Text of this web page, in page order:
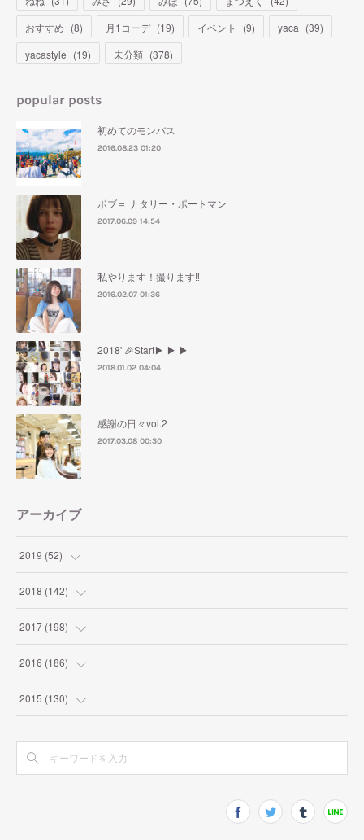
おすすめ (8) 月1コーデ (19) イベント (9) yaca (39)
yacastyle (19) 未分類 (378)
popular posts
初めてのモンバス
2016.08.23 01:20
ボブ＝ ナタリー・ポートマン
2017.06.09 14:54
私やります！撮ります‼︎
2016.02.07 01:36
2018' 🎉Start▶︎ ▶︎ ▶︎
2018.01.02 04:04
感謝の日々vol.2
2017.03.08 00:30
アーカイブ
2019 (52)
(1)
(2)
(2)
(7)
(6)
2018 (142)
(4)
(9)
(10
(17)
2017 (198)
(10
(19
(11
2016 (186)
(9)
(
2015 (130)
(